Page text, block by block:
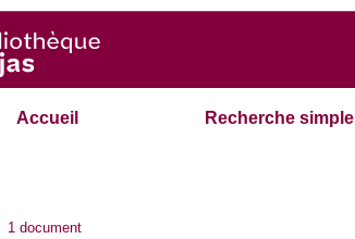
Accueil Recherche simple
1 document